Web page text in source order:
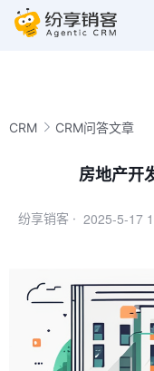
CRM CRM问答文章
房地产开
纷享销客 · 2025-5-17